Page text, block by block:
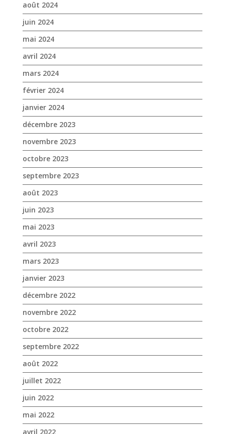
février 2024
janvier 2024
décembre 2023
novembre 2023
octobre 2023
septembre 2023
août 2023
juin 2023
mai 2023
avril 2023
mars 2023
janvier 2023
décembre 2022
novembre 2022
octobre 2022
septembre 2022
août 2022
juillet 2022
juin 2022
mai 2022
avril 2022
mars 2022
février 2022
janvier 2022
décembre 2021